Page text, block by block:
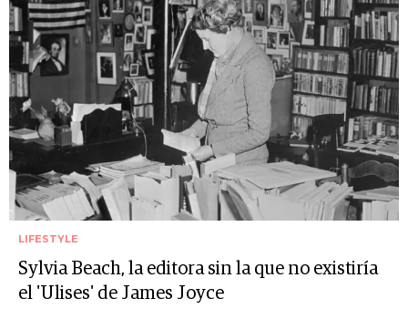
LIFESTYLE
Sylvia Beach, la editora sin la que no existiría
el 'Ulises' de James Joyce